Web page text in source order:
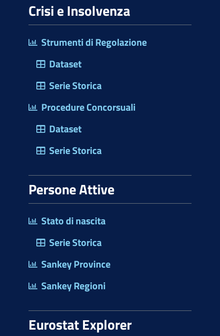
Crisi e Insolvenza
Strumenti di Regolazione
Dataset
Serie Storica
Procedure Concorsuali
Dataset
Serie Storica
Persone Attive
Stato di nascita
Serie Storica
Sankey Province
Sankey Regioni
Eurostat Explorer